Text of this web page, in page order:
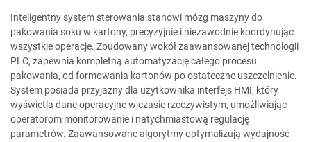
Inteligentny system sterowania stanowi mózg maszyny do
pakowania soku w kartony, precyzyjnie i niezawodnie koordynując
wszystkie operacje. Zbudowany wokół zaawansowanej technologii
PLC, zapewnia kompletną automatyzację całego procesu
pakowania, od formowania kartonów po ostateczne uszczelnienie.
System posiada przyjazny dla użytkownika interfejs HMI, który
wyświetla dane operacyjne w czasie rzeczywistym, umożliwiając
operatorom monitorowanie i natychmiastową regulację
parametrów. Zaawansowane algorytmy optymalizują wydajność